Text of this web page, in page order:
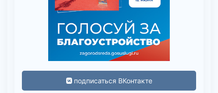
подписаться ВКонтакте